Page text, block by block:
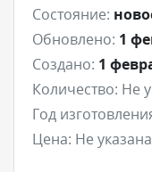
Состояние:
Обновлено: 1
Создано: 1
Количество: Не
Год
Цена: Не указана